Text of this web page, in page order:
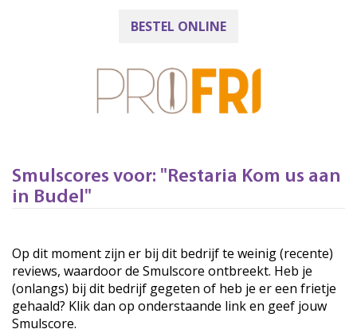
BESTEL ONLINE
Smulscores voor: "Restaria Kom us aan
in Budel"
Op dit moment zijn er bij dit bedrijf te weinig (recente)
reviews, waardoor de Smulscore ontbreekt. Heb je
(onlangs) bij dit bedrijf gegeten of heb je er een frietje
gehaald? Klik dan op onderstaande link en geef jouw
Smulscore.